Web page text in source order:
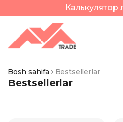
Калькулятор
Bosh sahifa Bestsellerlar
Bestsellerlar